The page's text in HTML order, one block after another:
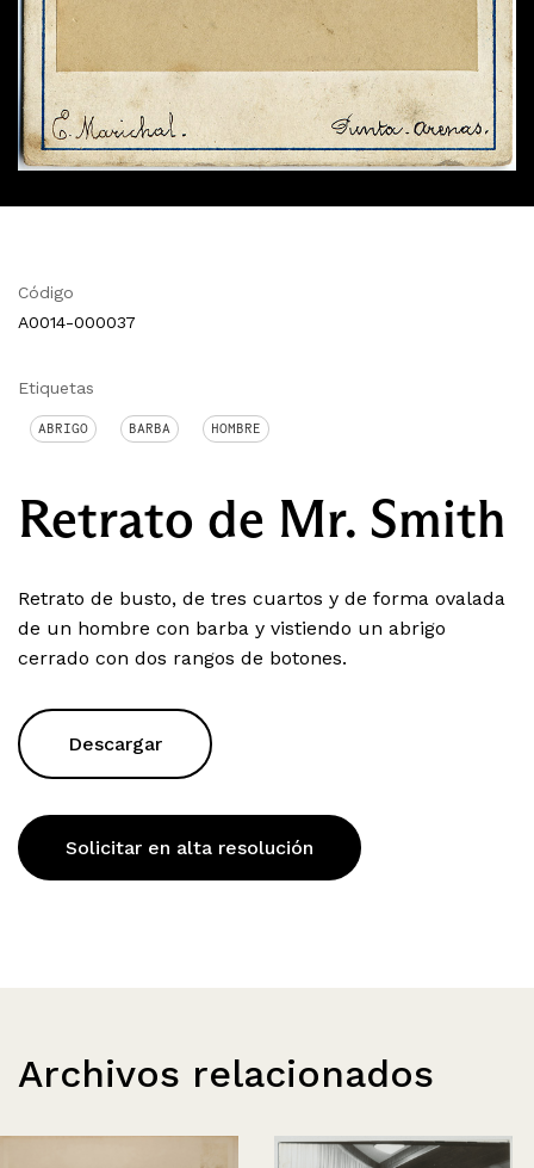
Código
A0014-000037
Etiquetas
ABRIGO BARBA HOMBRE
Retrato de Mr. Smith
Retrato de busto, de tres cuartos y de forma ovalada
de un hombre con barba y vistiendo un abrigo
cerrado con dos rangos de botones.
Descargar
Solicitar en alta resolución
Archivos relacionados